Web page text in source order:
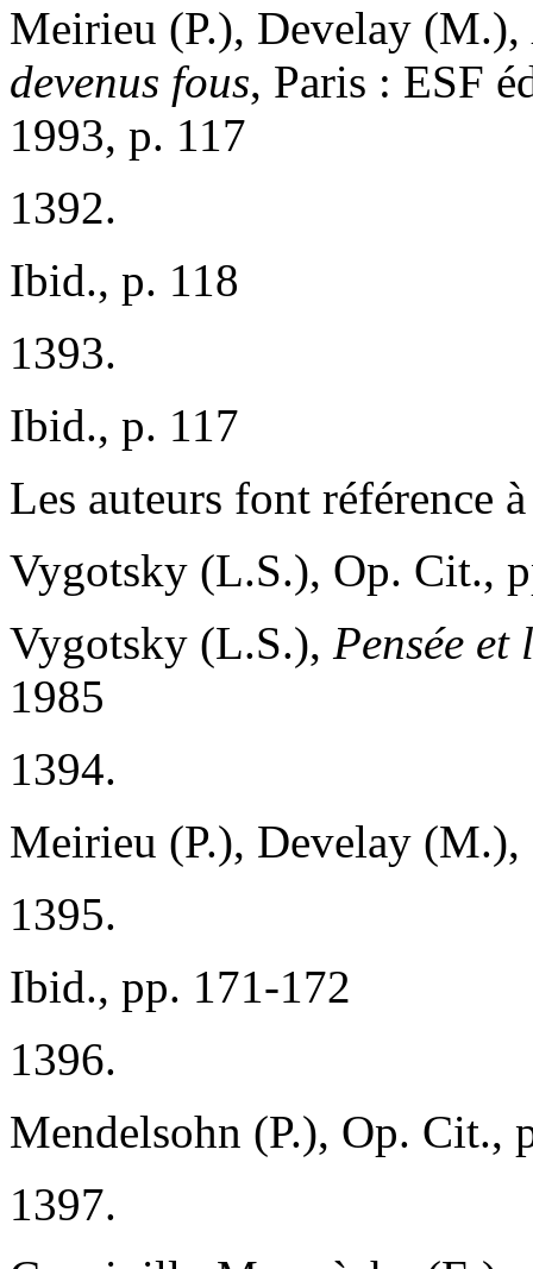
Meirieu (P.), Develay (M.),
devenus fous, Paris : ESF
1993, p. 117
1392.
Ibid., p. 118
1393.
Ibid., p. 117
Les auteurs font référence
Vygotsky (L.S.), Op. Cit.,
Vygotsky (L.S.), Pensée et
1985
1394.
Meirieu (P.), Develay
1395.
Ibid., pp. 171-172
1396.
Mendelsohn (P.), Op. Cit.,
1397.